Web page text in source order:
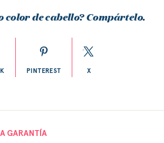
color de cabello? Compártelo.
PINTEREST X
GARANTÍA